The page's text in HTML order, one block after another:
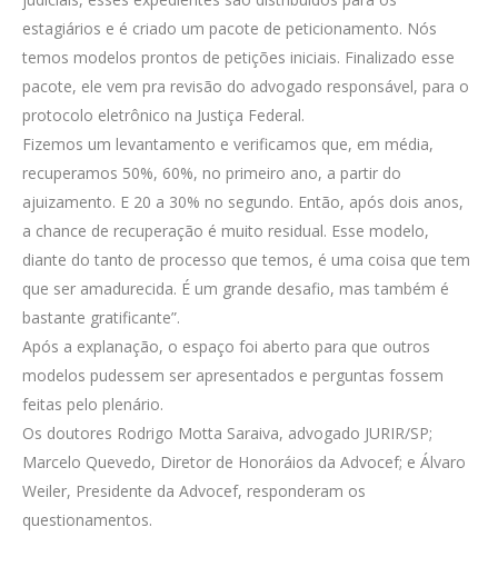
estagiários e é criado um pacote de peticionamento. Nós
temos modelos prontos de petições iniciais. Finalizado esse
pacote, ele vem pra revisão do advogado responsável, para o
protocolo eletrônico na Justiça Federal.
Fizemos um levantamento e verificamos que, em média,
recuperamos 50%, 60%, no primeiro ano, a partir do
ajuizamento. E 20 a 30% no segundo. Então, após dois anos,
a chance de recuperação é muito residual. Esse modelo,
diante do tanto de processo que temos, é uma coisa que tem
que ser amadurecida. É um grande desafio, mas também é
bastante gratificante”.
Após a explanação, o espaço foi aberto para que outros
modelos pudessem ser apresentados e perguntas fossem
feitas pelo plenário.
Os doutores Rodrigo Motta Saraiva, advogado JURIR/SP;
Marcelo Quevedo, Diretor de Honoráios da Advocef; e Álvaro
Weiler, Presidente da Advocef, responderam os
questionamentos.